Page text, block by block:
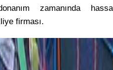
zamanında
firması.